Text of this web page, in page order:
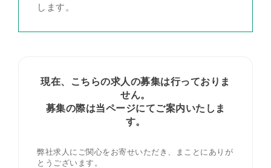
します。
現在、こちらの求人の募集は行っておりま
せん。
募集の際は当ページにてご案内いたしま
す。
弊社求人にご関心をお寄せいただき、まことにありが
とうございます。